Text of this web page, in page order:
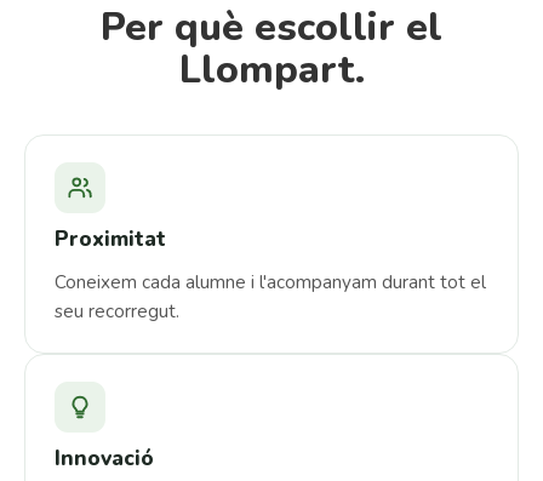
Per què escollir el
Llompart.
Proximitat
Coneixem cada alumne i l'acompanyam durant tot el
seu recorregut.
Innovació